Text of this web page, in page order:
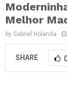
Melhor
by Gabriel Holanda
SHARE 0